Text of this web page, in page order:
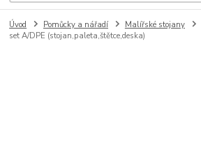
Úvod Pomůcky a nářadí Malířské stojany
set A/DPE (stojan,paleta,štětce,deska)